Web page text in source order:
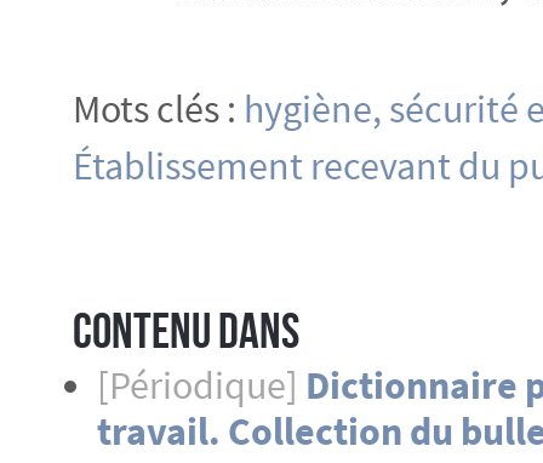
Mots clés : hygiène, sécurité
Établissement recevant du
Contenu dans
[Périodique] Dictionnaire
travail. Collection du